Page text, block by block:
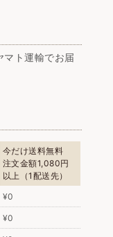
マト運輸でお届
今だけ送料無料
注文金額1,080円
以上（1配送先）
¥0
¥0